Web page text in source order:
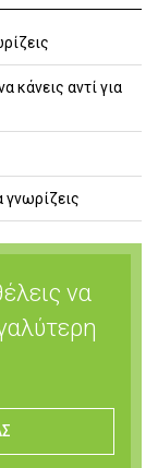
κάνεις αντί για
να